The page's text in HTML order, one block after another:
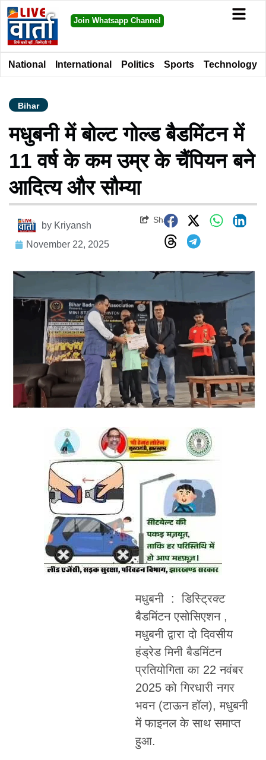
Join Whatsapp Channel
National International Politics Sports Technology
Bihar
मधुबनी में बोल्ट गोल्ड बैडमिंटन में
11 वर्ष के कम उम्र के चैंपियन बने
आदित्य और सौम्या
by Kriyansh
November 22, 2025
Share
मधुबनी : डिस्ट्रिक्ट
बैडमिंटन एसोसिएशन ,
मधुबनी द्वारा दो दिवसीय
हंड्रेड मिनी बैडमिंटन
प्रतियोगिता का 22 नवंबर
2025 को गिरधारी नगर
भवन (टाऊन हॉल), मधुबनी
में फाइनल के साथ समाप्त
हुआ.